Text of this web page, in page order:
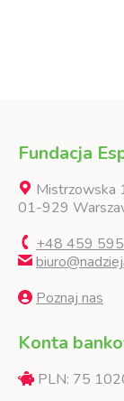
Fundacja
Mistrzowska
01-929
+48 459
Poznaj nas
Konta
PLN: 75